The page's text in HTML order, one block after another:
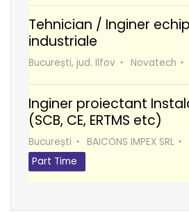
Tehnician / Inginer
industriale
București, jud. Ilfov Novatech
Inginer proiectant
(SCB, CE, ERTMS etc)
București BAICONS IMPEX SRL
Part Time